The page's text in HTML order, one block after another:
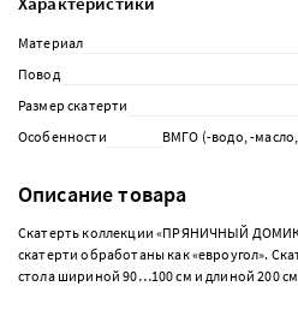
Материал
Повод
Размер скатерти
Особенности
ВМГО (-водо, -
Описание товара
Скатерть коллекции «ПРЯНИЧНЫЙ
скатерти обработаны как «евроугол».
стола шириной 90…100 см и длиной 200